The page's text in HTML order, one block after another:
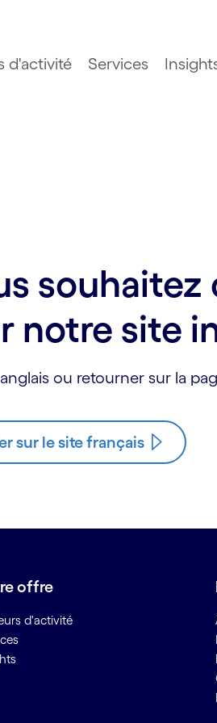
d'activité Services
notre site
ou retourner sur la
sur le site français
offre
d'activité